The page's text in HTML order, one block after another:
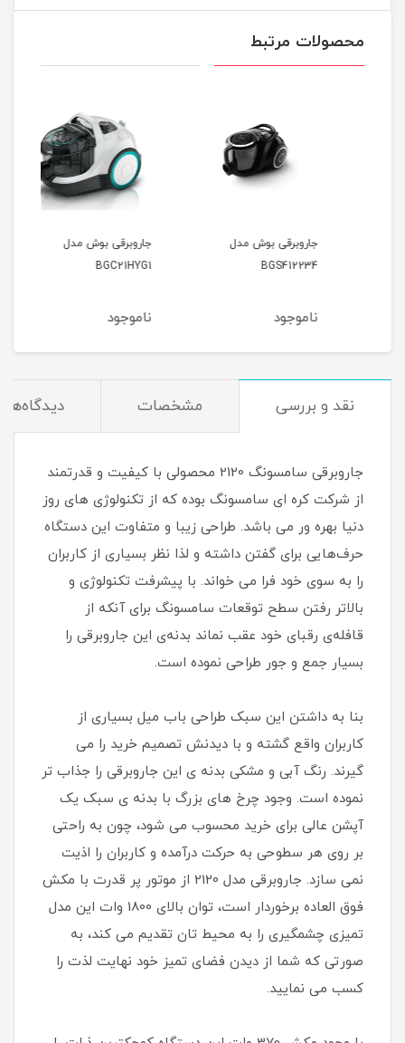
محصولات مرتبط
جاروبرقی بوش مدل
BGS412234
ناموجود
جاروبرقی بوش مدل
BGC21HYG1
ناموجود
نقد و بررسی مشخصات دیدگاه‌ها
جاروبرقی‌ سامسونگ 2120 محصولی با کیفیت و قدرتمند
از شرکت کره ای سامسونگ بوده که از تکنولوژی های روز
دنیا بهره ور می باشد. طراحی زیبا و متفاوت این دستگاه
حرف‌هایی برای گفتن داشته و لذا نظر بسیاری از کاربران
را به سوی خود فرا می خواند. با پیشرفت تکنولوژی و
بالاتر رفتن سطح توقعات سامسونگ برای آنکه از
قافله‌ی رقبای خود عقب نماند بدنه‌ی این جاروبرقی را
بسیار جمع و جور طراحی نموده است.
بنا به داشتن این سبک طراحی باب میل بسیاری از
کاربران واقع گشته و با دیدنش تصمیم خرید را می
گیرند‌. رنگ آبی و مشکی بدنه ی این جاروبرقی را جذاب تر
نموده است. وجود‌ چرخ های بزرگ با بدنه ی سبک یک
آپشن عالی برای خرید محسوب می شود، چون به راحتی
بر روی هر سطوحی به حرکت درآمده و کاربران را اذیت
نمی سازد. جاروبرقی‌ مدل 2120 از موتور پر قدرت با مکش
فوق العاده برخوردار است، توان بالای 1800 وات این مدل
تمیزی چشمگیری را به محیط تان تقدیم می کند‌، به
صورتی که شما از دیدن فضای تمیز خود نهایت لذت را
کسب می نمایید‌.